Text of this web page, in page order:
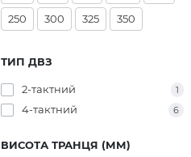
250 300 325 350
ТИП ДВЗ
2-тактний 1
4-тактний 6
ВИСОТА ТРАНЦЯ (ММ)